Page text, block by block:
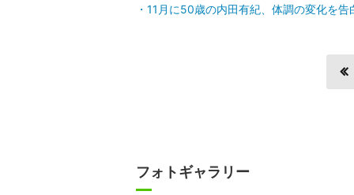
11月に50歳の内田有紀、体調の変化を告
フォトギャラリー